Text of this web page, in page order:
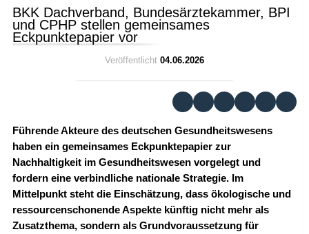
BKK Dachverband, Bundesärztekammer, BPI
und CPHP stellen gemeinsames
Eckpunktepapier vor
Veröffentlicht 04.06.2026
Führende Akteure des deutschen Gesundheitswesens
haben ein gemeinsames Eckpunktepapier zur
Nachhaltigkeit im Gesundheitswesen vorgelegt und
fordern eine verbindliche nationale Strategie. Im
Mittelpunkt steht die Einschätzung, dass ökologische und
ressourcenschonende Aspekte künftig nicht mehr als
Zusatzthema, sondern als Grundvoraussetzung für